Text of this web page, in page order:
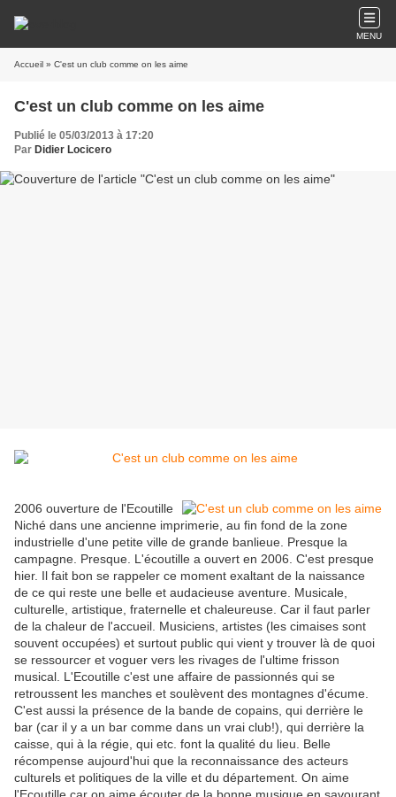
MENU
Accueil » C'est un club comme on les aime
C'est un club comme on les aime
Publié le 05/03/2013 à 17:20
Par Didier Locicero
2006 ouverture de l'Ecoutille
Niché dans une ancienne imprimerie, au fin fond de la zone
industrielle d'une petite ville de grande banlieue. Presque la
campagne. Presque. L'écoutille a ouvert en 2006. C'est presque
hier. Il fait bon se rappeler ce moment exaltant de la naissance
de ce qui reste une belle et audacieuse aventure. Musicale,
culturelle, artistique, fraternelle et chaleureuse. Car il faut parler
de la chaleur de l'accueil. Musiciens, artistes (les cimaises sont
souvent occupées) et surtout public qui vient y trouver là de quoi
se ressourcer et voguer vers les rivages de l'ultime frisson
musical. L'Ecoutille c'est une affaire de passionnés qui se
retroussent les manches et soulèvent des montagnes d'écume.
C'est aussi la présence de la bande de copains, qui derrière le
bar (car il y a un bar comme dans un vrai club!), qui derrière la
caisse, qui à la régie, qui etc. font la qualité du lieu. Belle
récompense aujourd'hui que la reconnaissance des acteurs
culturels et politiques de la ville et du département. On aime